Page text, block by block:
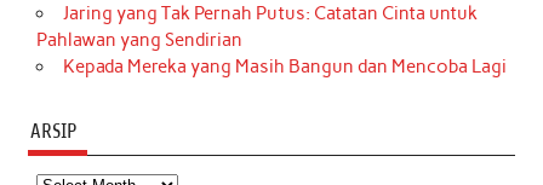
Jaring yang Tak Pernah Putus: Catatan Cinta untuk
Pahlawan yang Sendirian
Kepada Mereka yang Masih Bangun dan Mencoba Lagi
ARSIP